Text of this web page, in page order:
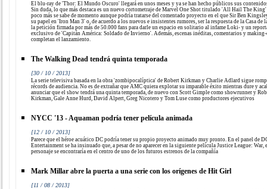
El blu-ray de 'Thor: El Mundo Oscuro' llegará en unos meses y ya se han hecho públicos sus
Sin duda, lo que más destaca es un nuevo cortometraje de Marvel One Shot titulado 'All Hail The
poco más se sabe de momento aunque podría tratarse del comentado proyecto en el que Sir Ben
su papel en 'Iron Man 3' o, de acuerdo a los nuevos e insistentes rumores, ser la respuesta de la Casa de
la petición firmada por más de 50.000 fans para darle un espacio en solitario al infame Loki- y un
exclusivo de 'Capitán América: Soldado de Invierno'. Además, escenas inéditas, comentarios y
completan el lanzamiento.
The Walking Dead tendrá quinta temporada
[30 / 10 / 2013]
La serie televisiva basada en la obra 'zombipocalíptica' de Robert Kirkman y Charlie Adlard sigue
récords de audiencia. No es de extrañar que AMC quiera explotar su imparable éxito mientras dure y
anunciar que el show tendrá una quinta temporada, de nuevo con Scott Gimple como showrunner y
Kirkman, Gale Anne Hurd, David Alpert, Greg Nicotero y Tom Luse como productores ejecutivos
NYCC '13 - Aquaman podría tener película animada
[12 / 10 / 2013]
Parece que el héroe acuático DC podría tener su propio proyecto animado muy pronto. En el panel de
Entertainment se ha insinuado que, a pesar de no aparecer en la siguiente película Justice League: War,
personaje se encontraría en el centro de uno de los futuros estrenos de la compañía
Mark Millar abre la puerta a una serie con los orígenes de Hit Girl
[11 / 08 / 2013]